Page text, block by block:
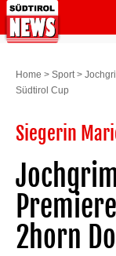
Home > Sport>
Südtirol Cup
Siegerin
2horn